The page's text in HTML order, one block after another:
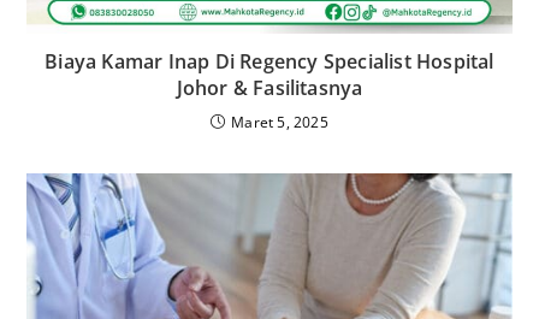
Biaya Kamar Inap Di Regency Specialist Hospital
Johor & Fasilitasnya
Maret 5, 2025